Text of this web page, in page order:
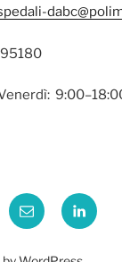
Email Linkedin